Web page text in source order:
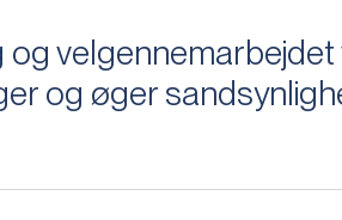
og
og øger